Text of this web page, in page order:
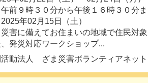
前９時３０分から午後１６時３０分
年02月15日（土）
害に備えてお住まいの地域で住民対
発災対応ワークショップ...
動法人 ざま災害ボランティアネット